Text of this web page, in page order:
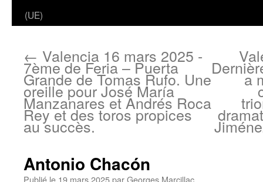
(UE)
← Valencia 16 mars 2025 -
7ème de Feria – Puerta
Grande de Tomas Rufo. Une
oreille pour José María
Manzanares et Andrés Roca
Rey et des toros propices
au succès.
a
Antonio Chacón
Publié le 19 mars 2025parGeorges Marcillac